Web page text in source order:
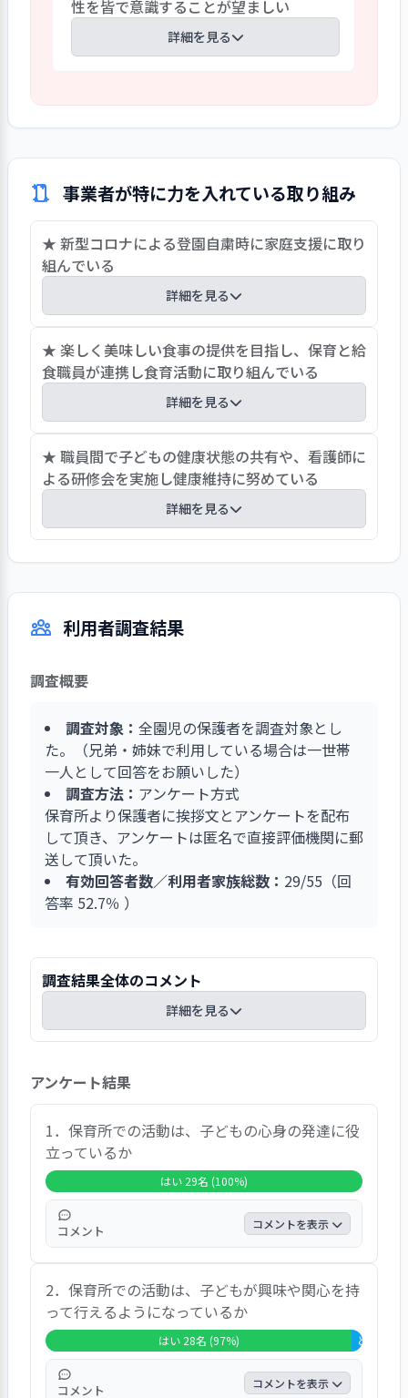
しくみの充実を検討している。夢中にな
って遊ぶ姿と学びを日々振り返り明日の保
育に繋げるしくみの強化を期待したい。
つくり何でも相談し易い体制を作り不安
を取り除く育成をしている。また、入職
後１カ月後に主任と面談を行い、新任職
い、成長を確認し丁寧な育成に努めてい
る。今後業界の人材確保が一層困難にな
チューター制、面談体制、個別育成計
画、研修スケジュールなど育成体系を整備
し明文化して関係機関に配布することが
望ましい。
性を皆で意識することが望ましい
詳細を見る
主体性を尊重し、やりたい保育を提案し
実践しようとしている。半面、会議時間
がかかりまとまらない、方向性が分から
ないなどの意見もあり目標や方向性を再
確認する必要がある。保育理念・目標・
方針を保育所保育指針の改定趣旨を踏ま
えて話し合い、常に理念を核にすべての行
動を振り返り、方向性と課題を皆で意識す
ることが望ましい。また、事業計画の作
成にも参画することが望ましい。
事業者が特に力を入れている取り組み
★ 新型コロナによる登園自粛時に家庭支援に取り
組んでいる
詳細を見る
「新型コロナウイルス感染基本対策」を配布し、
利用者に安心して登園してもらえる取り組みに力
を入れている。また、登園自粛期間中、「かみこ
まつ保育園おうち支援チャンネル」を配布、保育
士の手遊び動画や制作の仕方、親子でできるおや
つ作りレシピなどを配信し、自粛期間中の親子関
係の支援を行っている。
★ 楽しく美味しい食事の提供を目指し、保育と給
食職員が連携し食育活動に取り組んでいる
詳細を見る
子どもたちの心身の健康維持に欠かせない食育を
大切に考え、食育年間目標に「子ども達の”食”へ
の興味を尊重し、食体験を通して楽しみながら知
識や経験を積み重ねていけるようにする」ことを
掲げ、保育と給食職員が連携し食育活動に取り組
んでいる。具体的には、毎月のおたのしみ会に行
の楽しみの一つとなっている。また、野菜の栽培
養士による食事のマナーの話などを通して、食へ
の知識や興味を深めている。
★ 職員間で子どもの健康状態の共有や、看護師に
よる研修会を実施し健康維持に努めている
詳細を見る
保育業務ソフトを活用して子どもの健康状態や病
急な伝達事項に関しては集約し紙媒体で出力して
また、毎月、病気や怪我等に関する研修会を看護
師により実施し、知識を積み重ね、症例に応じた
子どもの健康維持に努めている。
利用者調査結果
調査概要
調査対象： 全園児の保護者を調査対象とし
た。（兄弟・姉妹で利用している場合は一世帯
一人として回答をお願いした）
調査方法： アンケート方式
保育所より保護者に挨拶文とアンケートを配布
して頂き、アンケートは匿名で直接評価機関に郵
送して頂いた。
有効回答者数／利用者家族総数： 29/55（回
答率 52.7％ ）
調査結果全体のコメント
詳細を見る
１％で満足以上の回答の計が９６％と大変高い評
価であった。
９０％以上の肯定的な「ハイ」回答項目は「園で
の活動が心身の発達に役立っているか」「活動は
興味や関心を持てる内容か」「行事日程は配慮が
あるか」「職員と相談することが出来る信頼関係
があるか」「職員の言葉づかいは丁寧か」「園内
は清潔か」「職員は子どもの気持ちを大切にして
くれるか」等７項目４１％であった。８０％以上
の項目は「戸外遊びは十分確保されているか」
「時間変更は柔軟に対応してくれるか」「怪我な
ど職員の対応は信頼できるか」「子ども同士のい
さかいの対応は適切か」「不満・要望はきちんと
対応してくれるか」等５項目２９％であった。７
０％以上の項目は「食事は配慮されているか」
アンケート結果
1．保育所での活動は、子どもの心身の発達に役
立っているか
はい 29名 (100%)
コメント コメントを表示
肯定的な「はい」回答が１００％で極めて高
い評価であった。代表的な発言は「自立した
子に育ったのは園のおかげです」「遊びや、
お友達との関わりを通じて、子どもの成長を
感じています」「入園以降成長を強く感じま
す」等であった。
2．保育所での活動は、子どもが興味や関心を持
って行えるようになっているか
はい 28名 (97%) どちらと
コメント コメントを表示